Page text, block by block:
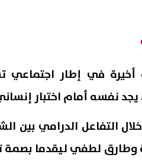
في إطار
يجد نفسه أمام اختبار
التفاعل الدرامي بين
لطفي ليقدما بصمة